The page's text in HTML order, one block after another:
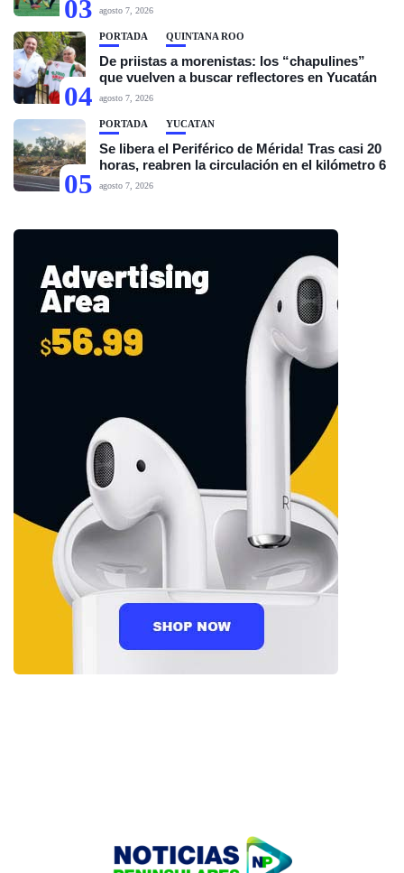
03 agosto 7, 2026
04
PORTADA QUINTANA ROO
De priistas a morenistas: los “chapulines”
que vuelven a buscar reflectores en Yucatán
agosto 7, 2026
05
PORTADA YUCATÁN
Se libera el Periférico de Mérida! Tras casi 20
horas, reabren la circulación en el kilómetro 6
agosto 7, 2026